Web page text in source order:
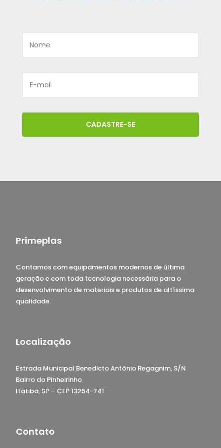
CADASTRE-SE
Primeplas
Contamos com equipamentos modernos de última
geração e com toda tecnologia necessária para o
desenvolvimento de materiais e produtos de altíssima
qualidade.
Localização
Estrada Municipal Benedicto Antônio Regagnim, S/N
Bairro do Pinheirinho
Itatiba, SP – CEP 13254-741
Contato